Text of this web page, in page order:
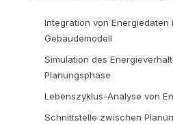
Integration von Energiedaten
Gebäudemodell
Simulation des
Planungsphase
Lebenszyklus-Analyse von
Schnittstelle zwischen